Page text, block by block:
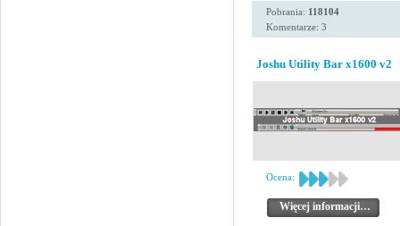
Pobrania: 118104
Komentarze: 3
Joshu Utility Bar x1600 v2
Ocena:
Więcej informacji…